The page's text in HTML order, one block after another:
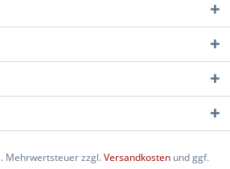
Mehrwertsteuer zzgl.Versandkosten und ggf.